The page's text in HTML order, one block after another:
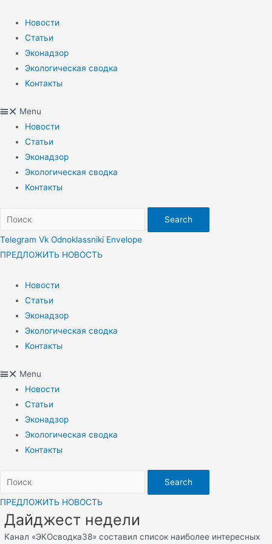
содержимому
Новости
Статьи
Эконадзор
Экологическая сводка
Контакты
Menu
Новости
Статьи
Эконадзор
Экологическая сводка
Контакты
Search
Telegram Vk Odnoklassniki Envelope
ПРЕДЛОЖИТЬ НОВОСТЬ
Новости
Статьи
Эконадзор
Экологическая сводка
Контакты
Menu
Новости
Статьи
Эконадзор
Экологическая сводка
Контакты
Search
ПРЕДЛОЖИТЬ НОВОСТЬ
Дайджест недели
Канал «ЭКОсводка38» составил список наиболее интересных